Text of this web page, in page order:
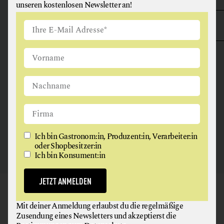
ANGUS & ARTHUR
FLEISCH + FLEISCHERZEUGNISSE
2326 Maria Lanzendorf
GAUMEN HOCH
NEWSLETTER
unseren kostenlosen Newsletter an!
Ich bin Gastronom:in, Produzent:in, Verarbeiter:in
oder Shopbesitzer:in
Ich bin Konsument:in
JETZT ANMELDEN
Mit deiner Anmeldung erlaubst du die regelmäßige
Zusendung eines Newsletters und akzeptierst die